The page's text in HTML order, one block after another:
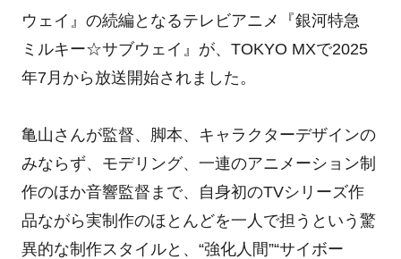
ウェイ』の続編となるテレビアニメ『銀河特急
ミルキー☆サブウェイ』が、TOKYO MXで2025
年7月から放送開始されました。
亀山さんが監督、脚本、キャラクターデザインの
みならず、モデリング、一連のアニメーション制
作のほか音響監督まで、自身初のTVシリーズ作
品ながら実制作のほとんどを一人で担うという驚
異的な制作スタイルと、“強化人間”“サイボー